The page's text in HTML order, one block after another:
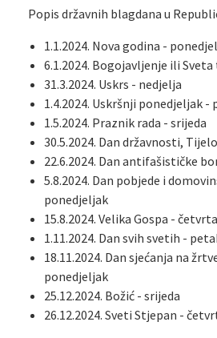
Popis državnih blagdana u
1.1.2024. Nova godina -
6.1.2024. Bogojavljenje ili
31.3.2024. Uskrs - nedjelja
1.4.2024. Uskršnji ponedjeljak -
1.5.2024. Praznik rada - srijeda
30.5.2024. Dan državnosti,
22.6.2024. Dan antifašističke
5.8.2024. Dan pobjede i
ponedjeljak
15.8.2024. Velika Gospa -
1.11.2024. Dan svih svetih -
18.11.2024. Dan sjećanja na
ponedjeljak
25.12.2024. Božić - srijeda
26.12.2024. Sveti Stjepan -